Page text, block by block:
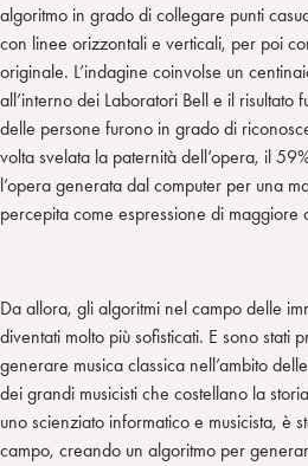
algoritmo in grado di collegare punti
con linee orizzontali e verticali, per poi
originale. L’indagine coinvolse un
all’interno dei Laboratori Bell e il risultato
delle persone furono in grado di
volta svelata la paternità dell’opera, il
l’opera generata dal computer per una
percepita come espressione di
Da allora, gli algoritmi nel campo delle
diventati molto più sofisticati. E sono stati
generare musica classica nell’ambito
dei grandi musicisti che costellano la
uno scienziato informatico e musicista, è
campo, creando un algoritmo per